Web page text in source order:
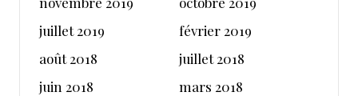
juillet 2019
février 2019
août 2018
juillet 2018
juin 2018
mars 2018